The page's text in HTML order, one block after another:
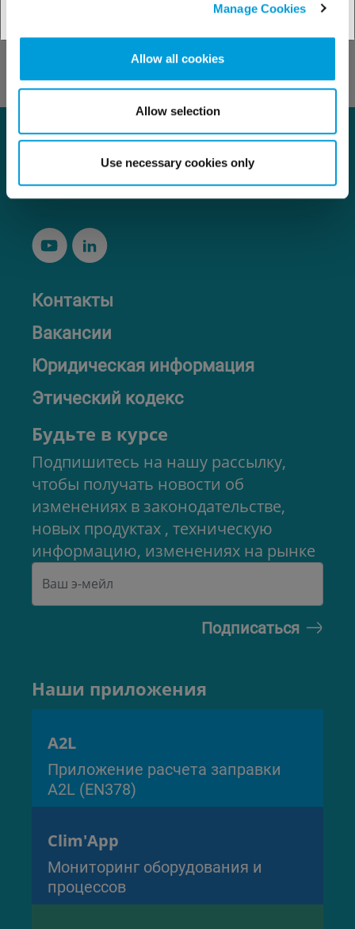
Manage Cookies
Allow all cookies
Allow selection
Use necessary cookies only
Контакты
Вакансии
Юридическая информация
Этический кодекс
Будьте в курсе
Подпишитесь на нашу рассылку,
чтобы получать новости об
изменениях в законодательстве,
новых продуктах , техническую
информацию, изменениях на рынке
Наши приложения
A2L
Приложение расчета заправки
A2L (EN378)
Clim'App
Мониторинг оборудования и
процессов